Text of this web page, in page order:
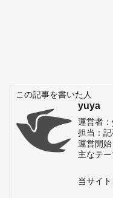
この記事を書いた人
yuya
運営者
担当：
運営開
主なテ
当サイ